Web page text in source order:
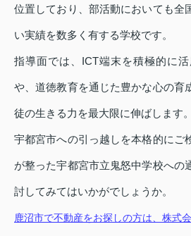
位置しており、部活動においても全
い実績を数多く有する学校です。
指導面では、ICT端末を積極的に
や、道徳教育を通じた豊かな心の育
徒の生きる力を最大限に伸ばします。
宇都宮市への引っ越しを本格的にご
が整った宇都宮市立鬼怒中学校への
討してみてはいかがでしょうか。
鹿沼市で不動産をお探しの方は、株式